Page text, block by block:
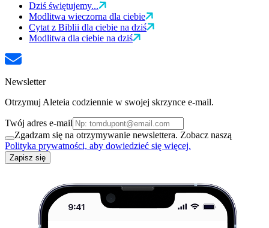
Dziś świętujemy...
Modlitwa wieczorna dla ciebie
Cytat z Biblii dla ciebie na dziś
Modlitwa dla ciebie na dziś
Newsletter
Otrzymuj Aleteia codziennie w swojej skrzynce e-mail.
Twój adres e-mail
Zgadzam się na otrzymywanie newslettera. Zobacz naszą
Polityka prywatności, aby dowiedzieć się więcej.
Zapisz się